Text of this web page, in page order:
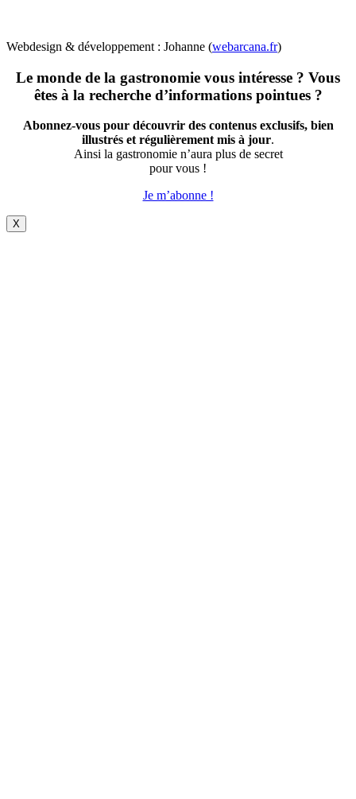
Webdesign & développement : Johanne (webarcana.fr)
Le monde de la gastronomie vous intéresse ? Vous
êtes à la recherche d’informations pointues ?
Abonnez-vous pour découvrir des contenus exclusifs, bien
illustrés et régulièrement mis à jour.
Ainsi la gastronomie n’aura plus de secret
pour vous !
Je m’abonne !
X